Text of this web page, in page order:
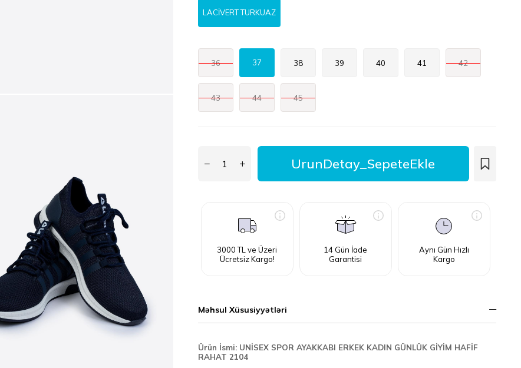
LACİVERT TURKUAZ
36 37 38 39 40 41 42
43 44 45
3000 TL ve Üzeri
Ücretsiz Kargo!
14 Gün İade
Garantisi
Aynı Gün Hızlı
Kargo
Məhsul Xüsusiyyətləri
Ürün İsmi: UNİSEX SPOR AYAKKABI ERKEK KADIN GÜNLÜK GİYİM HAFİF
RAHAT 2104